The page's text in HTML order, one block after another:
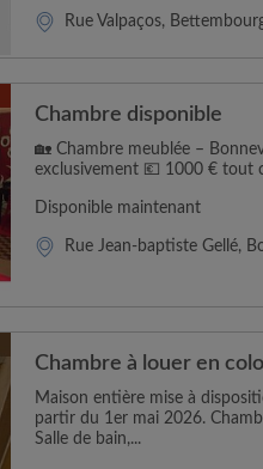
Rue Valpaços,
Chambre disponible
🏡 Chambre meublée –
exclusivement 💶 1000 € tout
Disponible maintenant
Rue Jean-baptiste Gellé,
Chambre à louer en
Maison entière mise à
partir du 1er mai 2026.
Salle de bain,...